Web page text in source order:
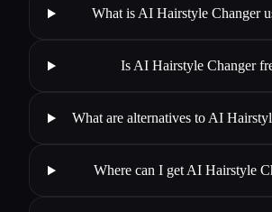
What is AI Hairstyle Changer
Is AI Hairstyle Changer
What are alternatives to AI
Where can I get AI Hairstyle